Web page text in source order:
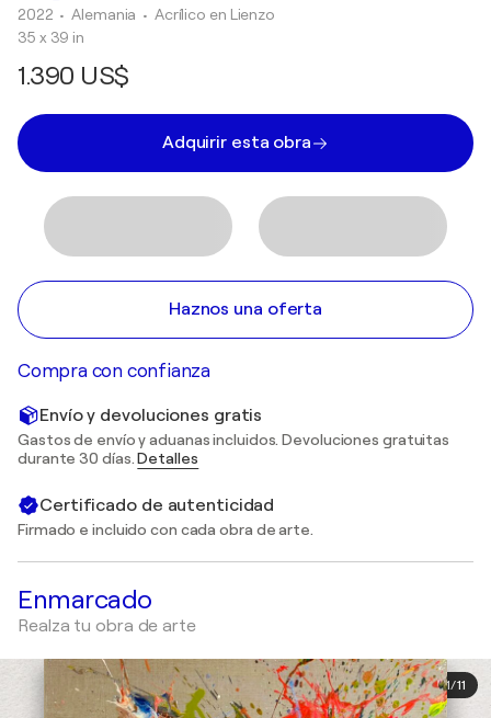
2022 • Alemania • Acrílico en Lienzo
35 x 39 in
1.390 US$
Adquirir esta obra
Haznos una oferta
Compra con confianza
Envío y devoluciones gratis
Gastos de envío y aduanas incluidos. Devoluciones gratuitas
durante 30 días.Detalles
Certificado de autenticidad
Firmado e incluido con cada obra de arte.
Enmarcado
Realza tu obra de arte
1/11